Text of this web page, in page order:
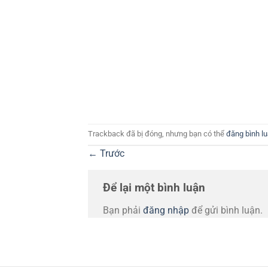
Trackback đã bị đóng, nhưng bạn có thể đăng bình
← Trước
Để lại một bình luận
Bạn phải đăng nhập để gửi bình luận.